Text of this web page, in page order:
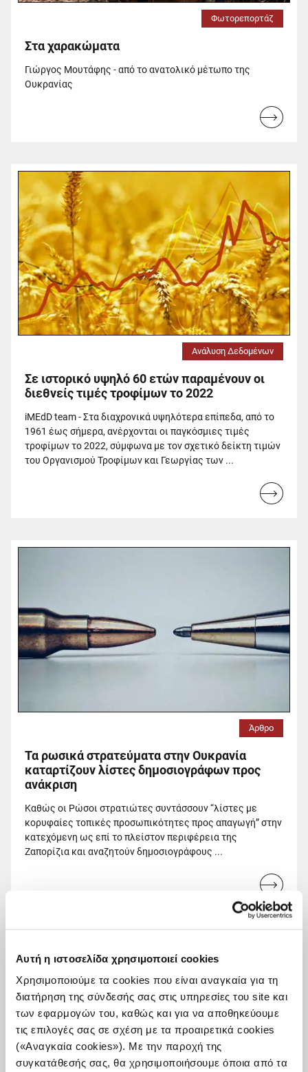
Αυτή η ιστοσελίδα χρησιμοποιεί cookies
Χρησιμοποιούμε τα cookies που είναι αναγκαία για τη
διατήρηση της σύνδεσής σας στις υπηρεσίες του site και
των εφαρμογών του, καθώς και για να αποθηκεύουμε
τις επιλογές σας σε σχέση με τα προαιρετικά cookies
(«Αναγκαία cookies»). Με την παροχή της
συγκατάθεσής σας, θα χρησιμοποιήσουμε όποια από τα
Φωτορεπορτάζ
Στα χαρακώματα
Γιώργος Μουτάφης - από το ανατολικό μέτωπο της
Ουκρανίας
Read
Ανάλυση Δεδομένων
Σε ιστορικό υψηλό 60 ετών παραμένουν οι
διεθνείς τιμές τροφίμων το 2022
iMEdD team - Στα διαχρονικά υψηλότερα επίπεδα, από το
1961 έως σήμερα, ανέρχονται οι παγκόσμιες τιμές
τροφίμων το 2022, σύμφωνα με τον σχετικό δείκτη τιμών
του Οργανισμού Τροφίμων και Γεωργίας των ...
Read
Άρθρο
Τα ρωσικά στρατεύματα στην Ουκρανία
καταρτίζουν λίστες δημοσιογράφων προς
ανάκριση
Καθώς οι Ρώσοι στρατιώτες συντάσσουν “λίστες με
κορυφαίες τοπικές προσωπικότητες προς απαγωγή” στην
κατεχόμενη ως επί το πλείστον περιφέρεια της
Ζαπορίζια και αναζητούν δημοσιογράφους ...
Read
more...